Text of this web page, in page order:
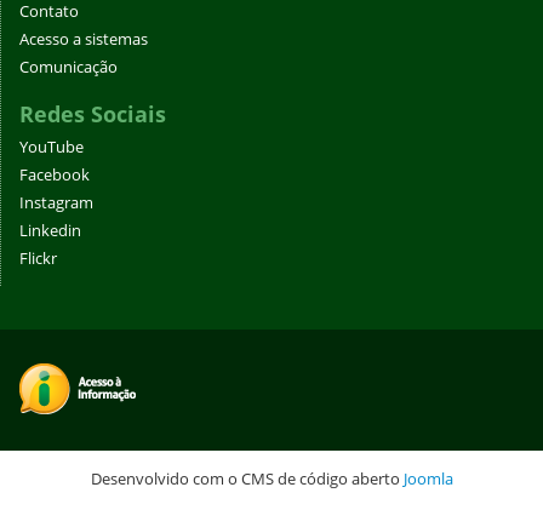
Contato
Acesso a sistemas
Comunicação
Redes Sociais
YouTube
Facebook
Instagram
Linkedin
Flickr
Desenvolvido com o CMS de código aberto Joomla